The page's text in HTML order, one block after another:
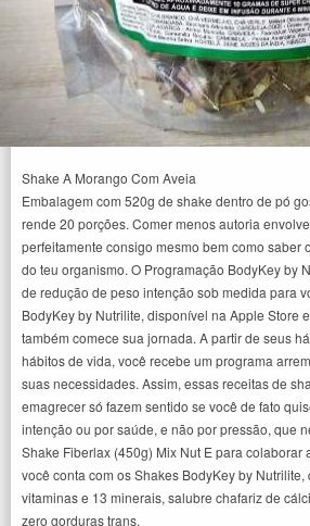
Shake A Morango Com Aveia
Embalagem com 520g de shake dentro de pó
rende 20 porções. Comer menos autoria
perfeitamente consigo mesmo bem como saber
do teu organismo. O Programação BodyKey by
de redução de peso intenção sob medida para
BodyKey by Nutrilite, disponível na Apple Store
também comece sua jornada. A partir de seus
hábitos de vida, você recebe um programa
suas necessidades. Assim, essas receitas de
emagrecer só fazem sentido se você de fato
intenção ou por saúde, e não por pressão, que
Shake Fiberlax (450g) Mix Nut E para colaborar
você conta com os Shakes BodyKey by Nutrilite,
vitaminas e 13 minerais, salubre chafariz de
zero gorduras trans.